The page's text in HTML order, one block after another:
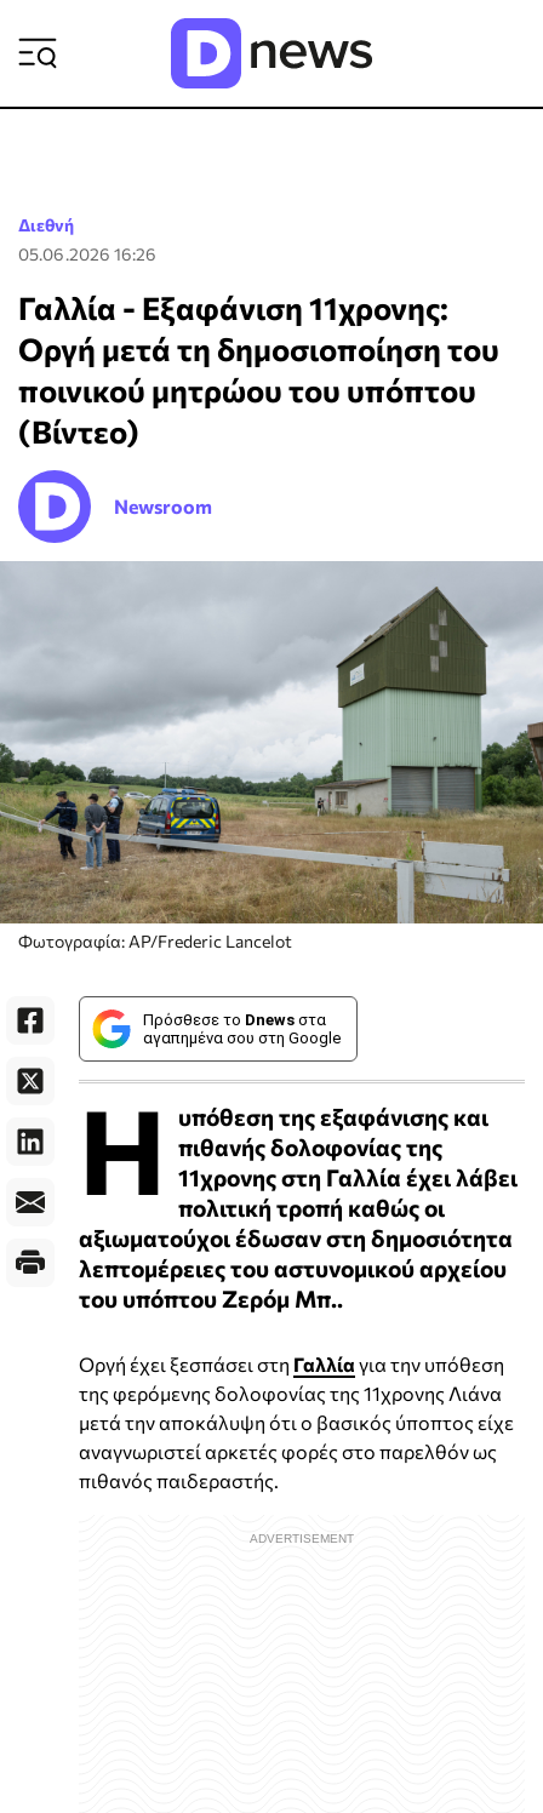
Διεθνή
05.06.2026 16:26
Γαλλία - Εξαφάνιση 11χρονης:
Οργή μετά τη δημοσιοποίηση του
ποινικού μητρώου του υπόπτου
(Βίντεο)
Newsroom
Φωτογραφία: AP/Frederic Lancelot
Πρόσθεσε το Dnews στα
αγαπημένα σου στη Google
Η
υπόθεση της εξαφάνισης και
πιθανής δολοφονίας της
11χρονης στη Γαλλία έχει λάβει
πολιτική τροπή καθώς οι
αξιωματούχοι έδωσαν στη δημοσιότητα
λεπτομέρειες του αστυνομικού αρχείου
του υπόπτου Ζερόμ Μπ..
Οργή έχει ξεσπάσει στη Γαλλία για την υπόθεση
της φερόμενης δολοφονίας της 11χρονης Λιάνα
μετά την αποκάλυψη ότι ο βασικός ύποπτος είχε
αναγνωριστεί αρκετές φορές στο παρελθόν ως
πιθανός παιδεραστής.